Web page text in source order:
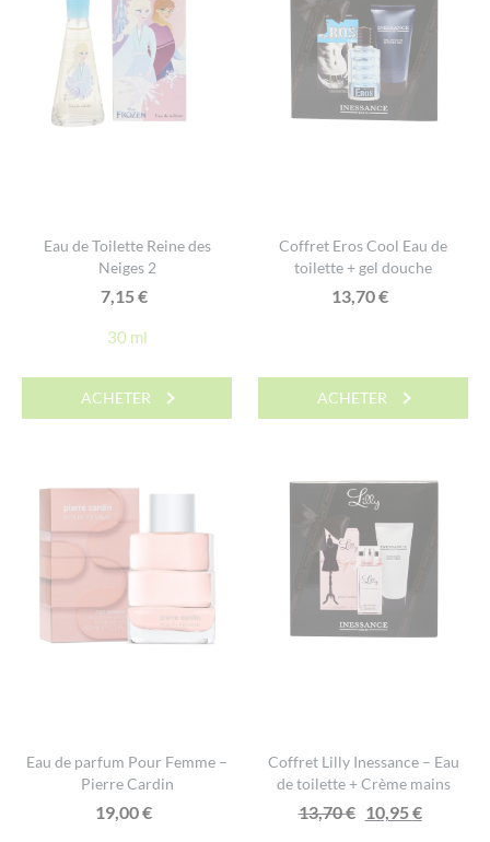
Eau de Toilette Reine des
Neiges 2
7,15€
30 ml
ACHETER
Coffret Eros Cool Eau de
toilette + gel douche
13,70€
ACHETER
Eau de parfum Pour Femme –
Pierre Cardin
19,00€
Coffret Lilly Inessance – Eau
de toilette + Crème mains
13,70€ Le
10,95€